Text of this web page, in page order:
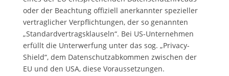
oder der Beachtung offiziell anerkannter spezieller
vertraglicher Verpflichtungen, der so genannten
„Standardvertragsklauseln“. Bei US-Unternehmen
erfüllt die Unterwerfung unter das sog. „Privacy-
Shield“, dem Datenschutzabkommen zwischen der
EU und den USA, diese Voraussetzungen.